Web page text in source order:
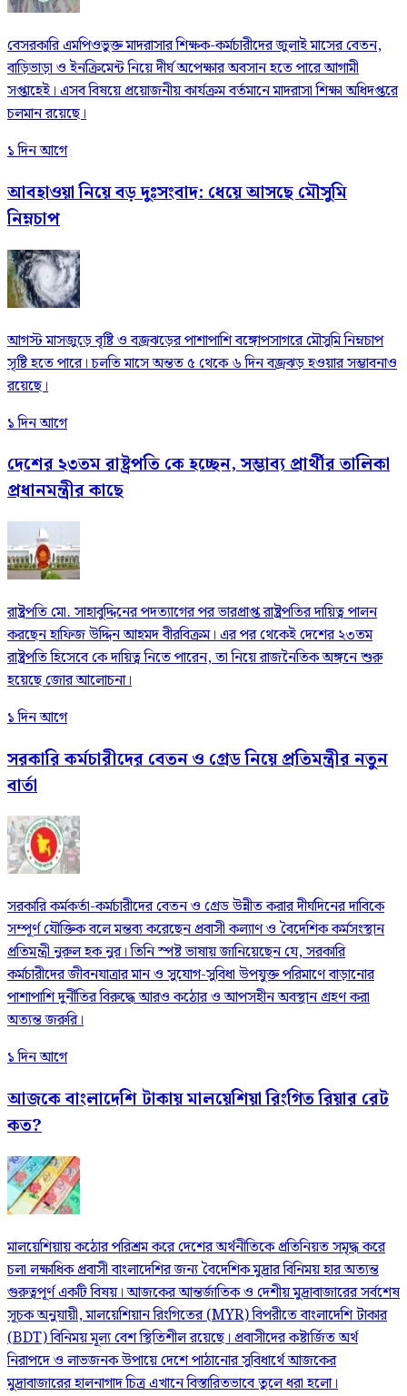
বেসরকারি এমপিওভুক্ত মাদরাসার শিক্ষক-কর্মচারীদের জুলাই মাসের বেতন,
বাড়িভাড়া ও ইনক্রিমেন্ট নিয়ে দীর্ঘ অপেক্ষার অবসান হতে পারে আগামী
সপ্তাহেই। এসব বিষয়ে প্রয়োজনীয় কার্যক্রম বর্তমানে মাদরাসা শিক্ষা অধিদপ্তরে
চলমান রয়েছে।
১ দিন আগে
আবহাওয়া নিয়ে বড় দুঃসংবাদ: ধেয়ে আসছে মৌসুমি
নিম্নচাপ
আগস্ট মাসজুড়ে বৃষ্টি ও বজ্রঝড়ের পাশাপাশি বঙ্গোপসাগরে মৌসুমি নিম্নচাপ
সৃষ্টি হতে পারে। চলতি মাসে অন্তত ৫ থেকে ৬ দিন বজ্রঝড় হওয়ার সম্ভাবনাও
রয়েছে।
১ দিন আগে
দেশের ২৩তম রাষ্ট্রপতি কে হচ্ছেন, সম্ভাব্য প্রার্থীর তালিকা
প্রধানমন্ত্রীর কাছে
রাষ্ট্রপতি মো. সাহাবুদ্দিনের পদত্যাগের পর ভারপ্রাপ্ত রাষ্ট্রপতির দায়িত্ব পালন
করছেন হাফিজ উদ্দিন আহমদ বীরবিক্রম। এর পর থেকেই দেশের ২৩তম
রাষ্ট্রপতি হিসেবে কে দায়িত্ব নিতে পারেন, তা নিয়ে রাজনৈতিক অঙ্গনে শুরু
হয়েছে জোর আলোচনা।
১ দিন আগে
সরকারি কর্মচারীদের বেতন ও গ্রেড নিয়ে প্রতিমন্ত্রীর নতুন
বার্তা
সরকারি কর্মকর্তা-কর্মচারীদের বেতন ও গ্রেড উন্নীত করার দীর্ঘদিনের দাবিকে
সম্পূর্ণ যৌক্তিক বলে মন্তব্য করেছেন প্রবাসী কল্যাণ ও বৈদেশিক কর্মসংস্থান
প্রতিমন্ত্রী নুরুল হক নুর। তিনি স্পষ্ট ভাষায় জানিয়েছেন যে, সরকারি
কর্মচারীদের জীবনযাত্রার মান ও সুযোগ-সুবিধা উপযুক্ত পরিমাণে বাড়ানোর
পাশাপাশি দুর্নীতির বিরুদ্ধে আরও কঠোর ও আপসহীন অবস্থান গ্রহণ করা
অত্যন্ত জরুরি।
১ দিন আগে
আজকে বাংলাদেশি টাকায় মালয়েশিয়া রিংগিত রিয়ার রেট
কত?
মালয়েশিয়ায় কঠোর পরিশ্রম করে দেশের অর্থনীতিকে প্রতিনিয়ত সমৃদ্ধ করে
চলা লক্ষাধিক প্রবাসী বাংলাদেশির জন্য বৈদেশিক মুদ্রার বিনিময় হার অত্যন্ত
গুরুত্বপূর্ণ একটি বিষয়। আজকের আন্তর্জাতিক ও দেশীয় মুদ্রাবাজারের সর্বশেষ
সূচক অনুযায়ী, মালয়েশিয়ান রিংগিতের (MYR) বিপরীতে বাংলাদেশি টাকার
(BDT) বিনিময় মূল্য বেশ স্থিতিশীল রয়েছে। প্রবাসীদের কষ্টার্জিত অর্থ
নিরাপদে ও লাভজনক উপায়ে দেশে পাঠানোর সুবিধার্থে আজকের
মুদ্রাবাজারের হালনাগাদ চিত্র এখানে বিস্তারিতভাবে তুলে ধরা হলো।